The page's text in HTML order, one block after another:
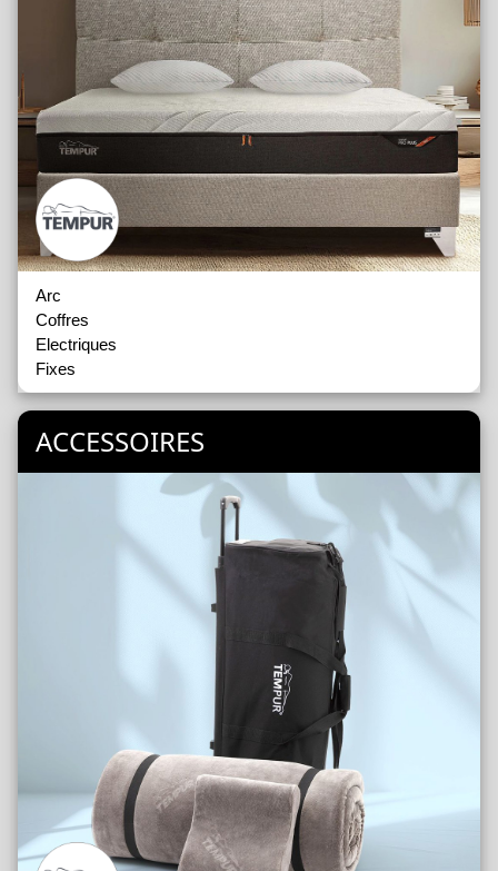
Arc
Coffres
Electriques
Fixes
ACCESSOIRES